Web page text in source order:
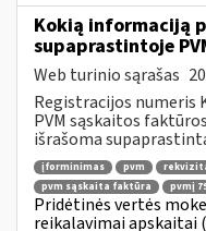
Kokią informaciją
supaprastintoje
Web turinio sąrašas
Registracijos numeris
PVM sąskaitos
išrašoma
įforminimas pvm
pvm sąskaita faktūra
pvmį
Pridėtinės vertės
reikalavimai apskaitai